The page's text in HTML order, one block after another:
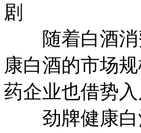
剧
随着白酒消
康白酒的市场
药企业也借势
劲牌健康白